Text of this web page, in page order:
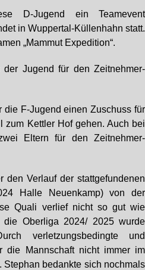
D-Jugend ein Teamevent
in Wuppertal-Küllenhahn statt.
„Mammut Expedition“.
Jugend für den Zeitnehmer-
die F-Jugend einen Zuschuss für
zum Kettler Hof gehen. Auch bei
Eltern für den Zeitnehmer-
den Verlauf der stattgefundenen
Halle Neuenkamp) von der
Quali verlief nicht so gut wie
Oberliga 2024/ 2025 wurde
verletzungsbedingte und
die Mannschaft nicht immer im
bedankte sich nochmals